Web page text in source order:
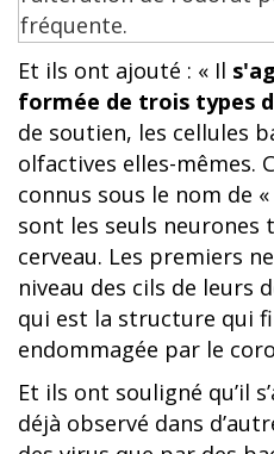
Et ils ont ajouté : « Il
formée de trois types
de soutien, les cellules
olfactives elles-mêmes.
connus sous le nom de
sont les seuls neurones
cerveau. Les premiers
niveau des cils de leurs
qui est la structure qui
endommagée par le
Et ils ont souligné qu’il
déjà observé dans